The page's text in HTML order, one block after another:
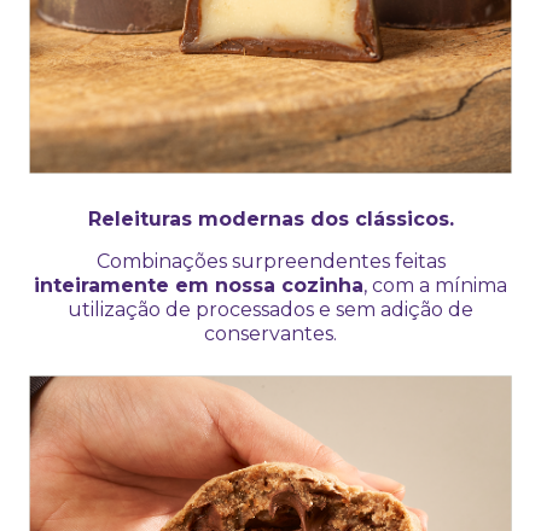
Releituras modernas dos clássicos.
Combinações surpreendentes feitas
inteiramente em nossa cozinha, com a mínima
utilização de processados e sem adição de
conservantes.